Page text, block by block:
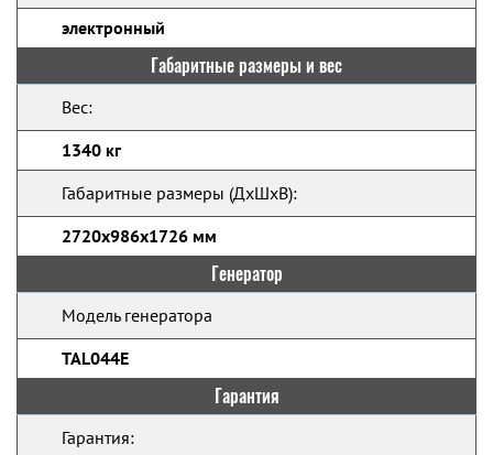
электронный
Габаритные размеры и вес
Вес:
1340 кг
Габаритные размеры (ДхШхВ):
2720x986x1726 мм
Генератор
Модель генератора
TAL044E
Гарантия
Гарантия: